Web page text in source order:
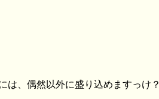
は、偶然以外に盛り込めますっけ？